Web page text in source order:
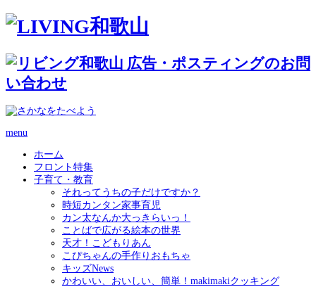
menu
ホーム
フロント特集
子育て・教育
それってうちの子だけですか？
時短カンタン家事育児
カン太なんか大っきらいっ！
ことばで広がる絵本の世界
天才！こどもりあん
こぴちゃんの手作りおもちゃ
キッズNews
かわいい、おいしい、簡単！makimakiクッキング